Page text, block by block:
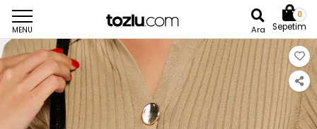
MENU Ara
0
Sepetim